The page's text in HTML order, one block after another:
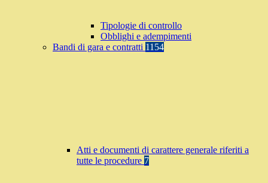
Tipologie di controllo
Obblighi e adempimenti
Bandi di gara e contratti 1154
Atti e documenti di carattere generale riferiti a
tutte le procedure 7